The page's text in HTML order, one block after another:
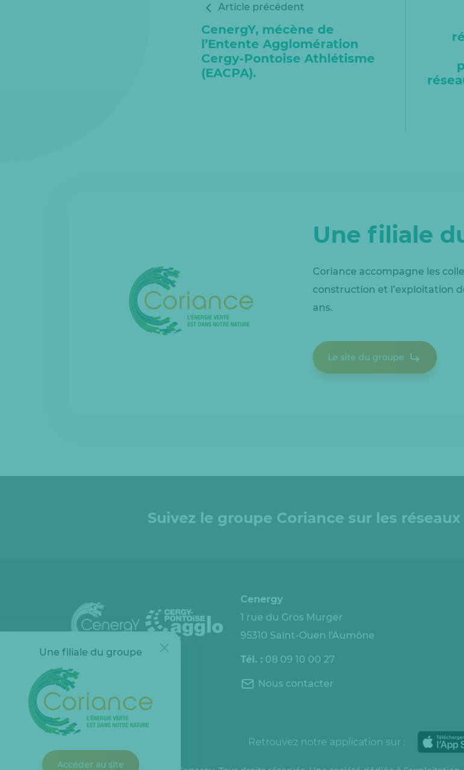
Article précédent
CenergY, mécène de
l’Entente Agglomération
Cergy-Pontoise Athlétisme
(EACPA).
Une filiale
Coriance accompagne les
construction et l’exploitation
ans.
Le site du groupe
Suivez le groupe Coriance sur les réseaux
Espace client
Cenergy
1 rue du Gros Murger
95310 Saint-Ouen l'Aumône
Tél. : 08 09 10 00 27
Nous contacter
Retrouvez notre application sur :
Une filiale du groupe
Accéder au site